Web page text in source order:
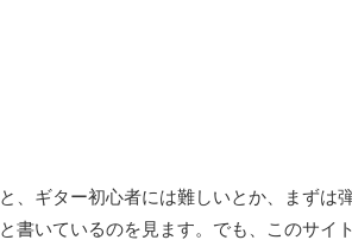
、ギター初心者には難しいとか、まずは
書いているのを見ます。でも、このサイ